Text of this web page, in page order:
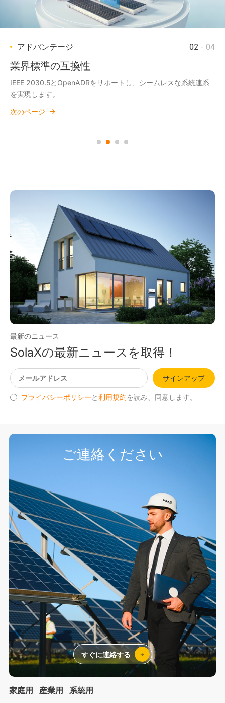
アドバンテージ 01 - 04
すばやい応答性
イギリス電力網のFFR基準を上回る、わずか0.092秒の応答速度
を実現。
アドバンテージ 02 - 04
業界標準の互換性
IEEE 2030.5とOpenADRをサポートし、シームレスな系統連系
を実現します。
次のページ
アドバンテージ 03 - 04
クラウド制御
リアルタイムのエネルギー調整と遠隔監視を可能にします。
次のページ
アドバンテージ 04 - 04
拡張性
増大するエネルギー需要に合わせて容易に拡張が可能です。
次のページ
最新のニュース
SolaXの最新ニュースを取得！
サインアップ
プライバシーポリシーと利用規約を読み、同意します。
家庭用 産業用 系統用
ご連絡ください
すぐに連絡する